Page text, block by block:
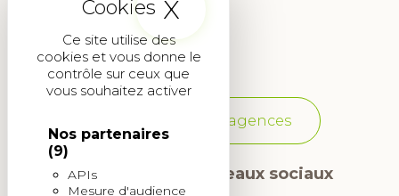
Ce site utilise des
cookies et vous donne le
contrôle sur ceux que
vous souhaitez activer
Nos partenaires
(9)
APIs
Mesure d'audience
X
Paysagiste Aix-en-Provence
Paysagiste Martignas-sur-Jalle
Voir toutes les agences
Suivez-nous sur les réseaux sociaux